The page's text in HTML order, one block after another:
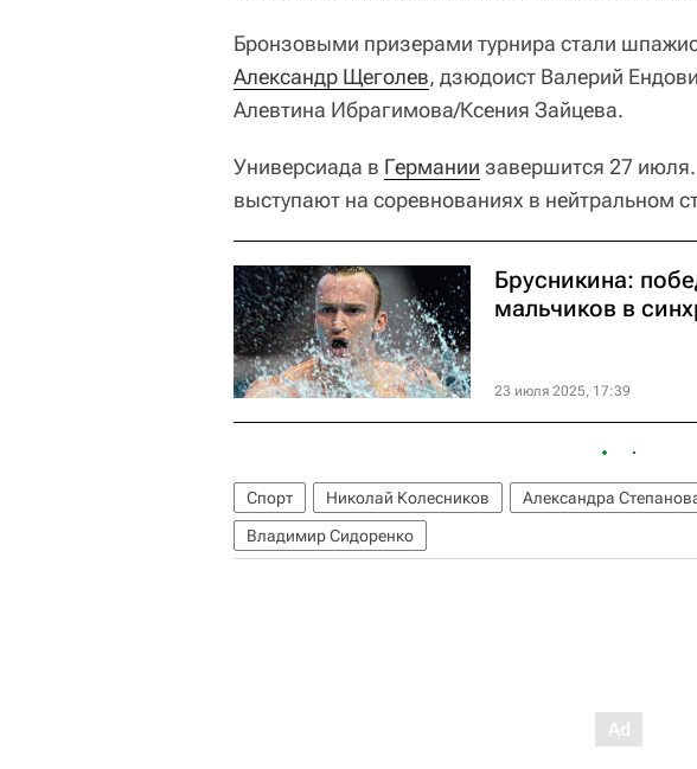
Бронзовыми призерами турнира стали
Александр Щеголев, дзюдоист Валерий
Алевтина Ибрагимова/Ксения Зайцева.
Универсиада в Германии завершится 27
выступают на соревнованиях в нейтральном
Брусникина:
мальчиков в
23 июля 2025, 17:39
Спорт Николай Колесников
Александра
Владимир Сидоренко